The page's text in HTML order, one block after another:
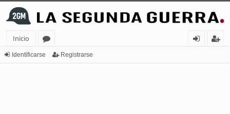
Inicio
or
Identificarse Registrarse